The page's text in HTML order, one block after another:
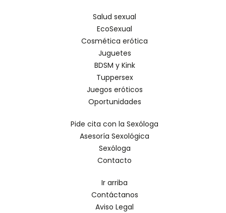
Salud sexual
EcoSexual
Cosmética erótica
Juguetes
BDSM y Kink
Tuppersex
Juegos eróticos
Oportunidades
Pide cita con la Sexóloga
Asesoría Sexológica
Sexóloga
Contacto
Ir arriba
Contáctanos
Aviso Legal